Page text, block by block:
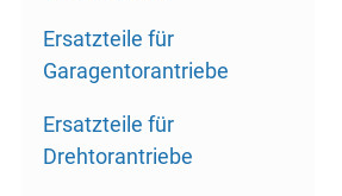
Ersatzteile für
Garagentorantriebe
Ersatzteile für
Drehtorantriebe